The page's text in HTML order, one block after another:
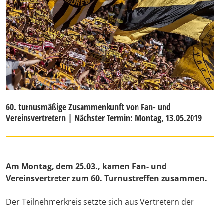
60. turnusmäßige Zusammenkunft von Fan- und
Vereinsvertretern | Nächster Termin: Montag, 13.05.2019
Am Montag, dem 25.03., kamen Fan- und
Vereinsvertreter zum 60. Turnustreffen zusammen.
Der Teilnehmerkreis setzte sich aus Vertretern der